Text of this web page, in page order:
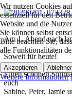
Am 1. Abend nach
Soweit für heute!
Einen schönen
euch
Sabine, Peter, Jamie
Wir nutzen Cookies
essenziell für den
Website und die
Sie können selbst
Bitte beachten Sie,
alle Funktionalitäten
Akzeptieren
Weitere Informationen